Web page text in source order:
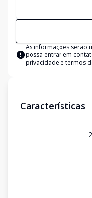
As informações serão
possa entrar em
privacidade e termos
Características
2